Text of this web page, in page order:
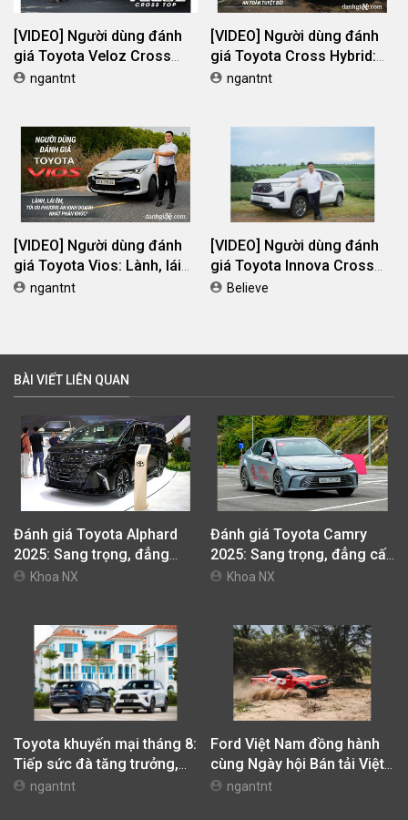
[VIDEO] Người dùng đánh
giá Toyota Veloz Cross
TOP: Mẫu 7 chỗ ĐA DỤNG,
ngantnt
[VIDEO] Người dùng đánh
giá Toyota Cross Hybrid:
Mạnh mẽ, lái nhàn, an toàn
ngantnt
[VIDEO] Người dùng đánh
giá Toyota Vios: Lành, lái
êm, tối ưu phương án kinh
ngantnt
[VIDEO] Người dùng đánh
giá Toyota Innova Cross
Hybrid: tiết kiệm, lái nhàn,
Believe
BÀI VIẾT LIÊN QUAN
Đánh giá Toyota Alphard
2025: Sang trọng, đẳng
cấp, tiện nghi vượt trội
Khoa NX
Đánh giá Toyota Camry
2025: Sang trọng, đẳng cấp
và thân thiện môi trường
Khoa NX
Toyota khuyến mại tháng 8:
Tiếp sức đà tăng trưởng,
tối ưu chi phí mua xe
ngantnt
Ford Việt Nam đồng hành
cùng Ngày hội Bán tải Việt
Nam 2026 (Vietnam Pickup
ngantnt